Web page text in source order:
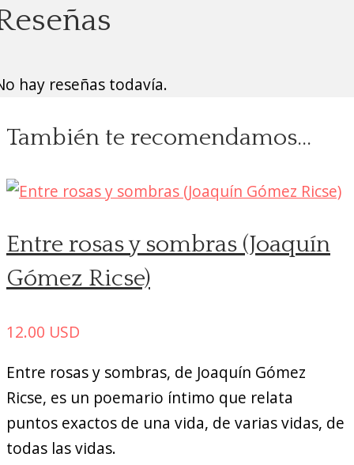
hay reseñas todavía.
También te recomendamos…
Entre rosas y sombras (Joaquín
Gómez Ricse)
12.00 USD
Entre rosas y sombras, de Joaquín Gómez
Ricse, es un poemario íntimo que relata
puntos exactos de una vida, de varias vidas, de
todas las vidas.